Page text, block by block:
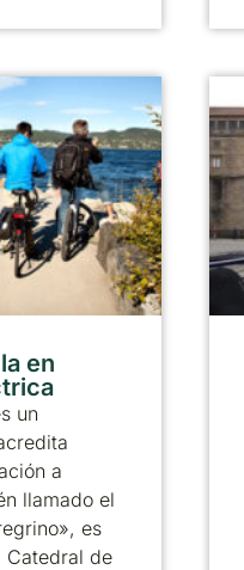
en
un
a
llamado el
es
Catedral de